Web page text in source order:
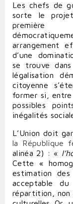
Les chefs de
sorte le
première
arrangement
d’une
se trouve
légalisation
citoyenne
former si,
possibles
inégalités
L’Union doit
la République
alinéa 2) : «
Cette «
estimation
acceptable
répartition, non